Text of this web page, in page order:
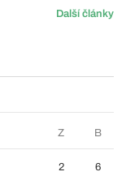
Další články
Z B
2 6